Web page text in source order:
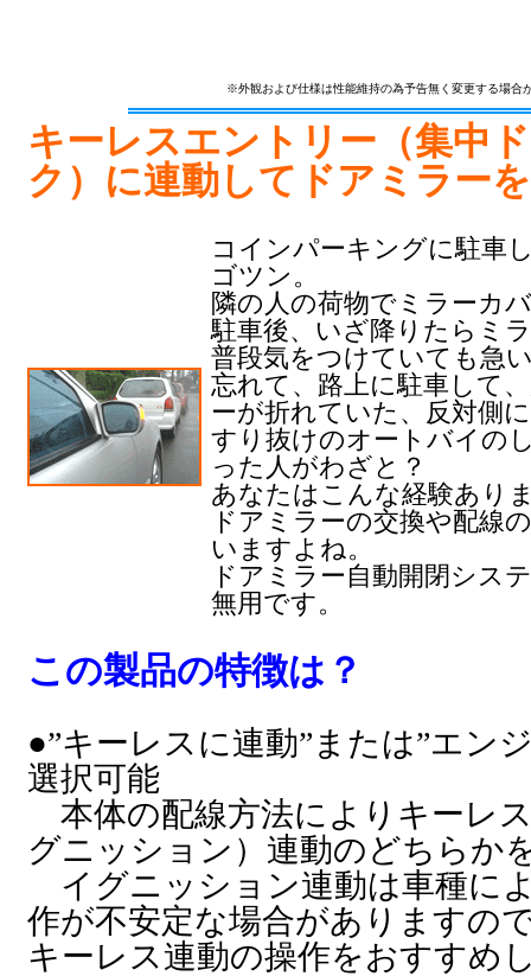
※外観および仕様は性能維持の為予告無く変更する場合
キーレスエントリー（集中
ク）に連動してドアミラー
コインパーキングに駐車
ゴツン。
隣の人の荷物でミラーカ
駐車後、いざ降りたらミ
普段気をつけていても急
忘れて、路上に駐車して
ーが折れていた、反対側
すり抜けのオートバイの
った人がわざと？
あなたはこんな経験あり
ドアミラーの交換や配線
いますよね。
ドアミラー自動開閉シス
無用です。
この製品の特徴は？
●”キーレスに連動”または”エン
選択可能
本体の配線方法によりキーレ
グニッション）連動のどちらか
イグニッション連動は車種に
作が不安定な場合がありますの
キーレス連動の操作をおすすめ